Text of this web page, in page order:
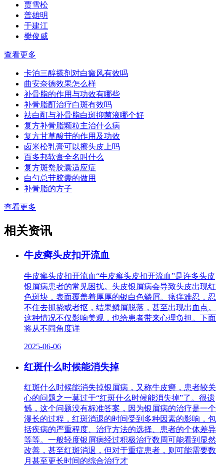
贾雪松
普雄明
于建江
樊俊威
查看更多
卡泊三醇搽剂对白癜风有效吗
曲安奈德效果怎么样
补骨脂的作用与功效有哪些
补骨脂酊治疗白斑有效吗
祛白酊与补骨脂白斑抑菌液哪个好
复方补骨脂颗粒主治什么病
复方甘草酸苷的作用及功效
卤米松乳膏可以擦头皮上吗
百多邦软膏全名叫什么
复方斑蝥胶囊适应症
白勺总苷胶囊的做用
补骨脂的方子
查看更多
相关资讯
牛皮癣头皮扣开流血
牛皮癣头皮扣开流血“牛皮癣头皮扣开流血”是许多头皮
银屑病患者的常见困扰。头皮银屑病会导致头皮出现红
色斑块，表面覆盖着厚厚的银白色鳞屑。瘙痒难忍，忍
不住去抓挠或者抠，结果鳞屑脱落，甚至出现出血点。
这种情况不仅影响美观，也给患者带来心理负担。下面
将从不同角度详
2025-06-06
红斑什么时候能消失掉
红斑什么时候能消失掉银屑病，又称牛皮癣，患者较关
心的问题之一莫过于“红斑什么时候能消失掉”了。很遗
憾，这个问题没有标准答案，因为银屑病的治疗是一个
漫长的过程，红斑消退的时间受到多种因素的影响，包
括疾病的严重程度、治疗方法的选择、患者的个体差异
等等。一般轻度银屑病经过积极治疗数周可能看到显然
改善，甚至红斑消退，但对于重症患者，则可能需要数
月甚至更长时间的综合治疗才